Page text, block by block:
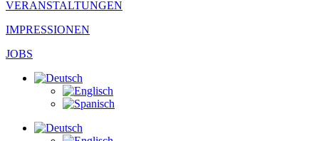
VERANSTALTUNGEN
IMPRESSIONEN
JOBS